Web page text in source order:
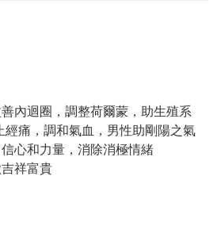
內迴圈，調整荷爾蒙，助生殖系
經痛，調和氣血，男性助剛陽之氣
心和力量，消除消極情緒
祥富貴